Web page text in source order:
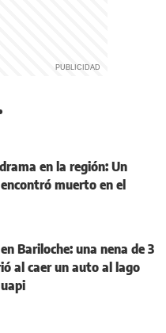
en la región: Un
muerto en el
Bariloche: una nena de 3
al caer un auto al lago